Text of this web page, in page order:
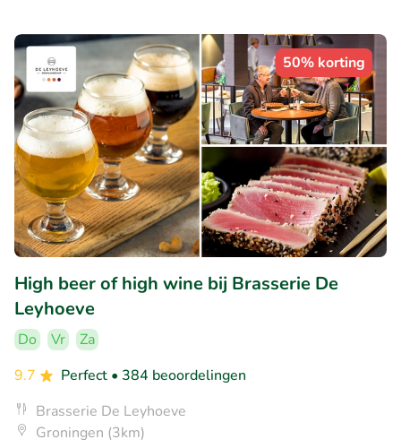
50% korting
High beer of high wine bij Brasserie De
Leyhoeve
Do Vr
Za
9.7
Perfect • 384 beoordelingen
Brasserie De Leyhoeve
Groningen (3km)